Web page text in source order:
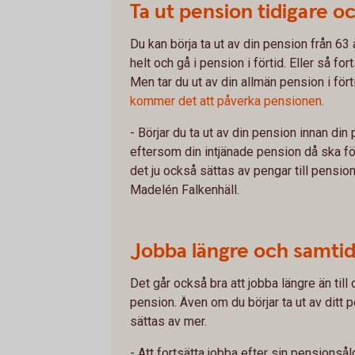
Ta ut pension tidigare
Du kan börja ta ut av din pension från
helt och gå i pension i förtid. Eller så
Men tar du ut av din allmän pension i
kommer det att påverka pensionen.
- Börjar du ta ut av din pension innan
eftersom din intjänade pension då ska
det ju också sättas av pengar till
Madelén Falkenhäll.
Jobba längre och
Det går också bra att jobba längre än
pension. Även om du börjar ta ut av
sättas av mer.